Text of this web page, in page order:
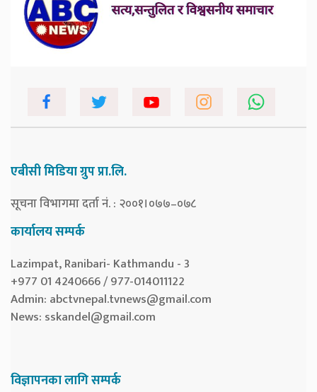
एबीसी मिडिया ग्रुप प्रा.लि.
सूचना विभागमा दर्ता नं. : २००१।०७७–०७८
कार्यालय सम्पर्क
Lazimpat, Ranibari- Kathmandu - 3
+977 01 4240666 / 977-014011122
Admin: abctvnepal.tvnews@gmail.com
News: sskandel@gmail.com
विज्ञापनका लागि सम्पर्क